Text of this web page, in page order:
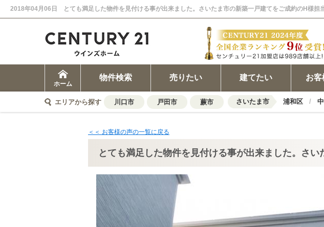
ホーム
物件検索 売りたい 建てたい お客
エリアから探す 川口市 戸田市 蕨市 さいたま市 浦和区
＜＜ お客様の声の一覧に戻る
とても満足した物件を見付ける事が出来ました。さ